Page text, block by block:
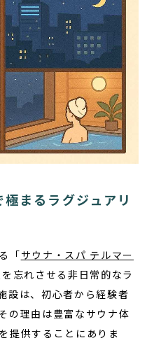
ナ
ビティ
ム
せ
わせ
まるラグジュアリ
「サウナ・スパ テルマー
忘れさせる非日常的なラ
設は、初心者から経験者
の理由は豊富なサウナ体
提供することにありま